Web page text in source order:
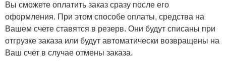
Вы сможете оплатить заказ сразу после его
оформления. При этом способе оплаты, средства на
Вашем счете ставятся в резерв. Они будут списаны при
отгрузке заказа или будут автоматически возвращены на
Ваш счет в случае отмены заказа.